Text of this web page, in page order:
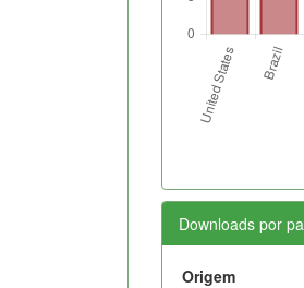
Downloads por
Origem